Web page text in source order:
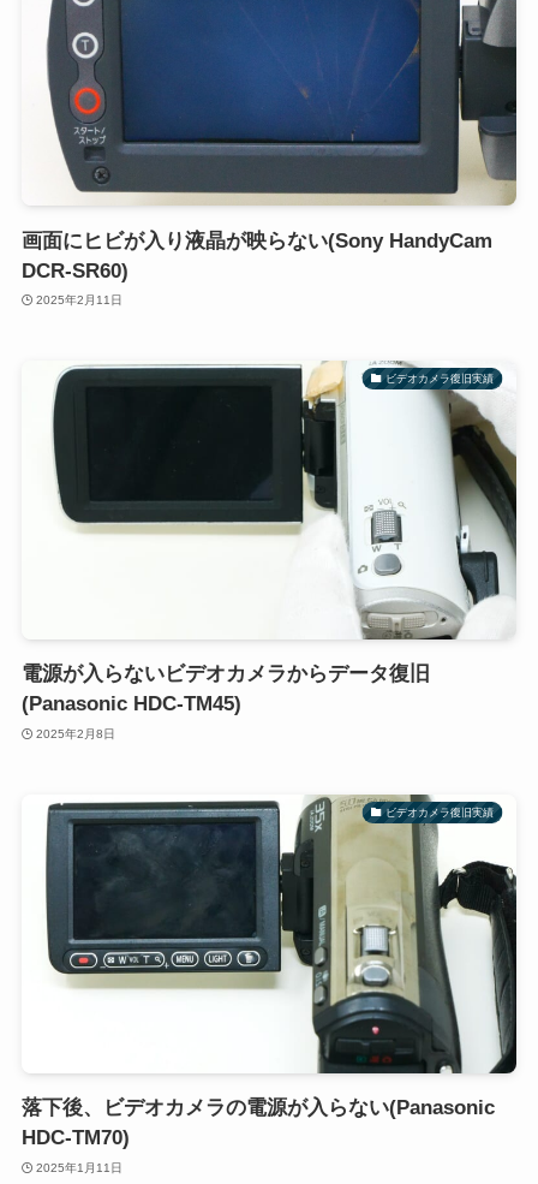
画面にヒビが入り液晶が映らない(Sony HandyCam
DCR-SR60)
2025年2月11日
ビデオカメラ復旧実績
電源が入らないビデオカメラからデータ復旧
(Panasonic HDC-TM45)
2025年2月8日
ビデオカメラ復旧実績
落下後、ビデオカメラの電源が入らない(Panasonic
HDC-TM70)
2025年1月11日